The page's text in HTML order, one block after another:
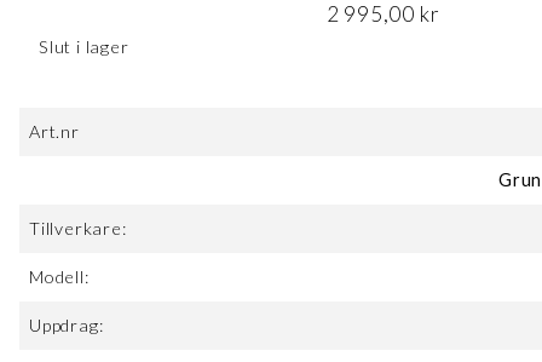
2 995,00 kr
Slut i lager
Art.nr
Tillverkare:
Modell:
Uppdrag: